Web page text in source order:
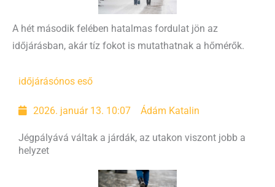
A hét második felében hatalmas fordulat jön az
időjárásban, akár tíz fokot is mutathatnak a hőmérők.
időjárásónos eső
2026. január 13. 10:07 Ádám Katalin
Jégpályává váltak a járdák, az utakon viszont jobb a
helyzet